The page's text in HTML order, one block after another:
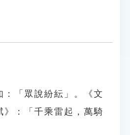
：「眾說紛紜」。《文
》：「千乘雷起，萬騎